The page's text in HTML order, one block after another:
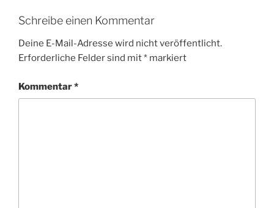
Schreibe einen Kommentar
Deine E-Mail-Adresse wird nicht veröffentlicht.
Erforderliche Felder sind mit* markiert
Kommentar*